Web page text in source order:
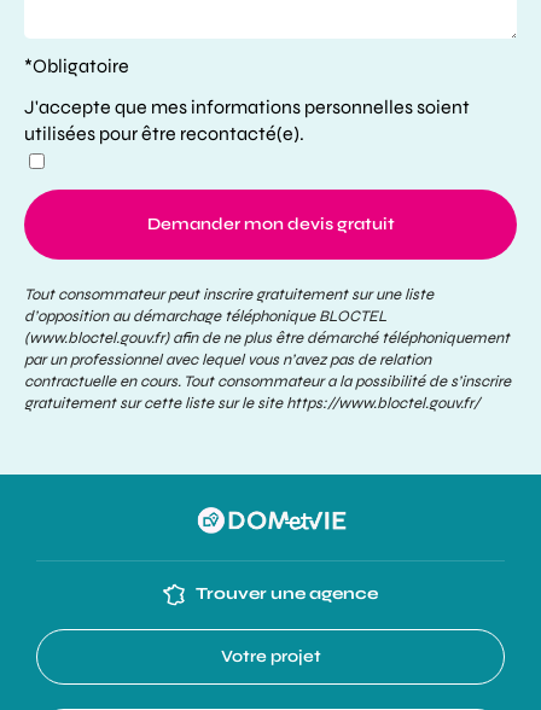
*Obligatoire
J'accepte que mes informations personnelles soient
utilisées pour être recontacté(e).
Demander mon devis gratuit
Tout consommateur peut inscrire gratuitement sur une liste
d’opposition au démarchage téléphonique BLOCTEL
(www.bloctel.gouv.fr) afin de ne plus être démarché téléphoniquement
par un professionnel avec lequel vous n’avez pas de relation
contractuelle en cours. Tout consommateur a la possibilité de s’inscrire
gratuitement sur cette liste sur le sitehttps://www.bloctel.gouv.fr/
Trouver une agence
Votre projet